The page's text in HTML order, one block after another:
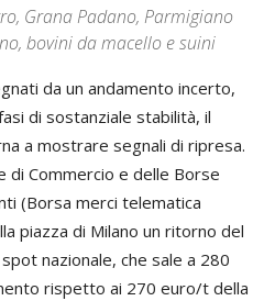
Grana Padano, Parmigiano
bovini da macello e suini
da un andamento incerto,
di sostanziale stabilità, il
a mostrare segnali di ripresa.
di Commercio e delle Borse
(Borsa merci telematica
piazza di Milano un ritorno del
nazionale, che sale a 280
rispetto ai 270 euro/t della